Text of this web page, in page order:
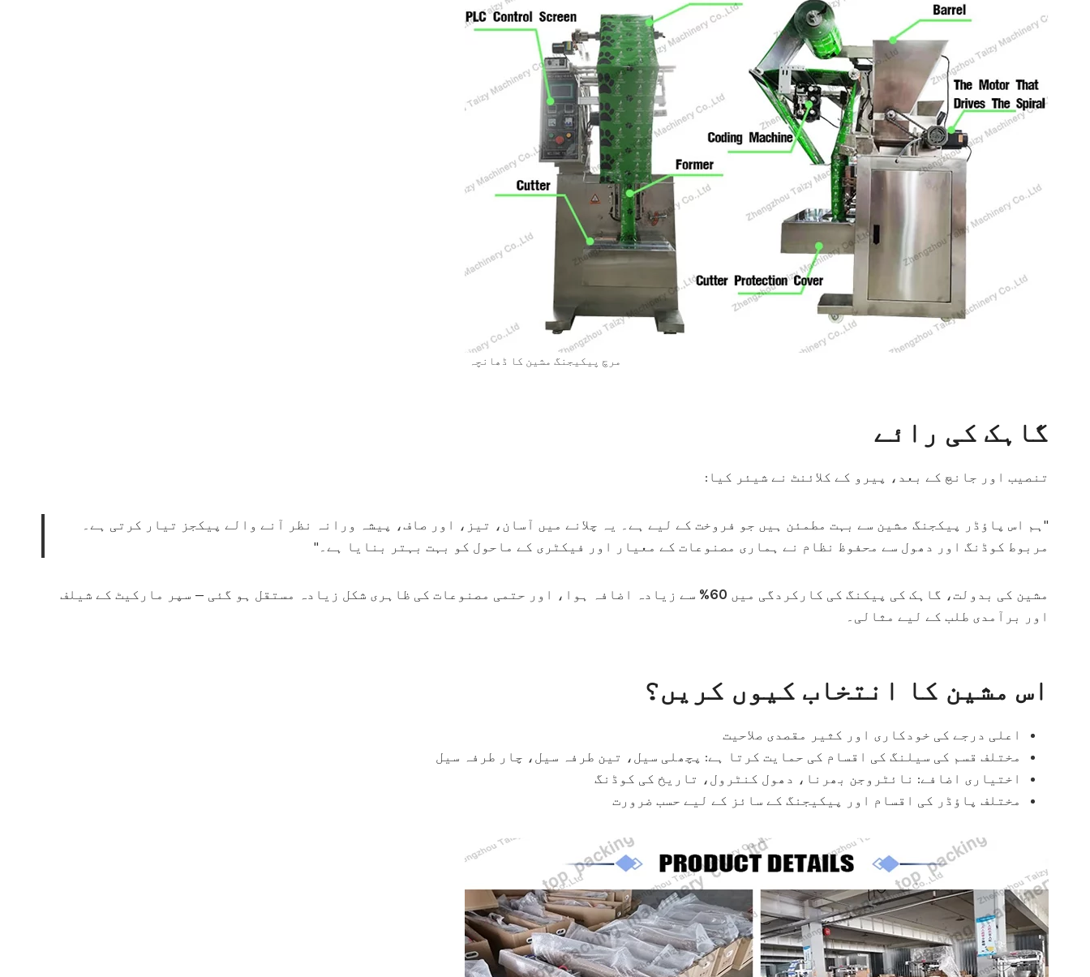
مرچ پیکیجنگ مشین کا ڈھانچہ
گاہک کی رائے
تنصیب اور جانچ کے بعد، پیرو کے کلائنٹ نے شیئر کیا:
"ہم اس پاؤڈر پیکجنگ مشین سے بہت مطمئن ہیں جو فروخت کے لیے ہے۔ یہ چلانے میں آسان، تیز، اور صاف، پیشہ ورانہ نظر آنے والے پیکجز تیار کرتی ہے۔
مربوط کوڈنگ اور دھول سے محفوظ نظام نے ہماری مصنوعات کے معیار اور فیکٹری کے ماحول کو بہت بہتر بنایا ہے۔"
مشین کی بدولت، گاہک کی پیکنگ کی کارکردگی میں 60%
سے زیادہ اضافہ ہوا، اور حتمی مصنوعات کی ظاہری شکل زیادہ مستقل ہو گئی — سپر مارکیٹ کے شیلف
اور برآمدی طلب کے لیے مثالی۔
اس مشین کا انتخاب کیوں کریں؟
اعلی درجے کی خودکاری اور کثیر مقصدی صلاحیت
مختلف قسم کی سیلنگ کی اقسام کی حمایت کرتا ہے: پچھلی سیل، تین طرفہ سیل، چار طرفہ سیل
اختیاری اضافے: نائٹروجن بھرنا، دھول کنٹرول، تاریخ کی کوڈنگ
مختلف پاؤڈر کی اقسام اور پیکیجنگ کے سائز کے لیے حسب ضرورت